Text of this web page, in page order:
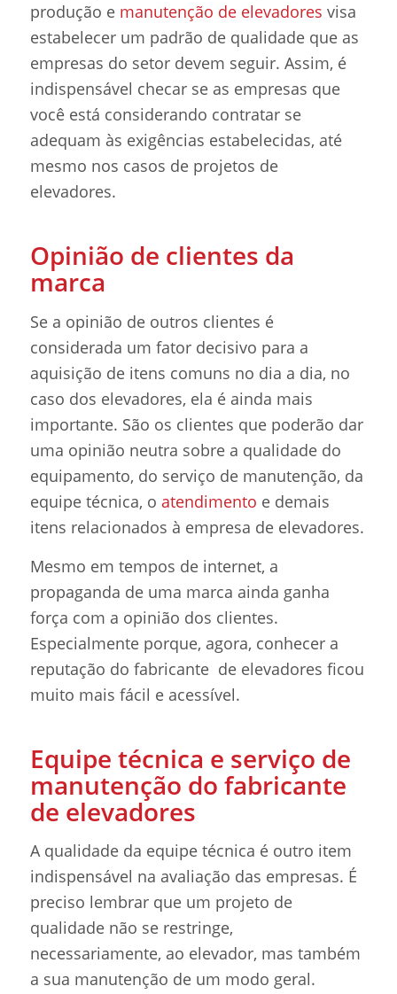
produção e manutenção de elevadores visa
estabelecer um padrão de qualidade que as
empresas do setor devem seguir. Assim, é
indispensável checar se as empresas que
você está considerando contratar se
adequam às exigências estabelecidas, até
mesmo nos casos de projetos de
elevadores.
Opinião de clientes da
marca
Se a opinião de outros clientes é
considerada um fator decisivo para a
aquisição de itens comuns no dia a dia, no
caso dos elevadores, ela é ainda mais
importante. São os clientes que poderão dar
uma opinião neutra sobre a qualidade do
equipamento, do serviço de manutenção, da
equipe técnica, o atendimento e demais
itens relacionados à empresa de elevadores.
Mesmo em tempos de internet, a
propaganda de uma marca ainda ganha
força com a opinião dos clientes.
Especialmente porque, agora, conhecer a
reputação do fabricante de elevadores ficou
muito mais fácil e acessível.
Equipe técnica e serviço de
manutenção do fabricante
de elevadores
A qualidade da equipe técnica é outro item
indispensável na avaliação das empresas. É
preciso lembrar que um projeto de
qualidade não se restringe,
necessariamente, ao elevador, mas também
a sua manutenção de um modo geral.